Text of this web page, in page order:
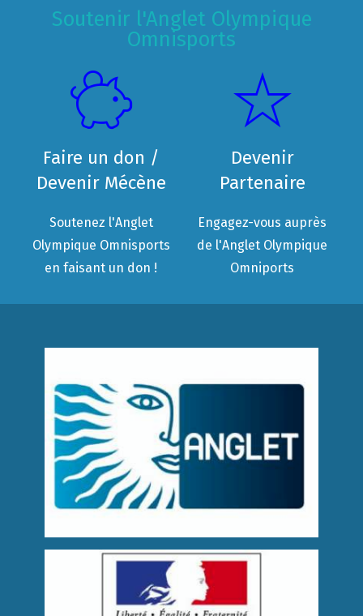
Soutenir l'Anglet Olympique
Omnisports
Faire un don /
Devenir Mécène
Soutenez l'Anglet
Olympique Omnisports
en faisant un don !
Devenir
Partenaire
Engagez-vous auprès
de l'Anglet Olympique
Omniports